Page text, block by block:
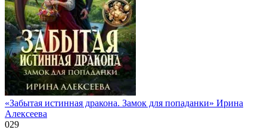
«Забытая истинная дракона. Замок для попаданки» Ирина
Алексеева
029